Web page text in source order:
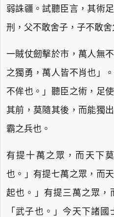
弱誅疆。試聽臣言，其術
刑，父不敢舍子，子不敢舍
一賊仗劒擊於市，萬人無
之獨勇，萬人皆不肖也」
不侔也。」聽臣之術，足
其前，莫隨其後，而能獨
霸之兵也。
有提十萬之眾，而天下
也。」有提七萬之眾，而
起也。」有提三萬之眾，
「武子也。」今天下諸